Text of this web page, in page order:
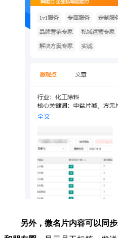
另外，微名片内容可以同